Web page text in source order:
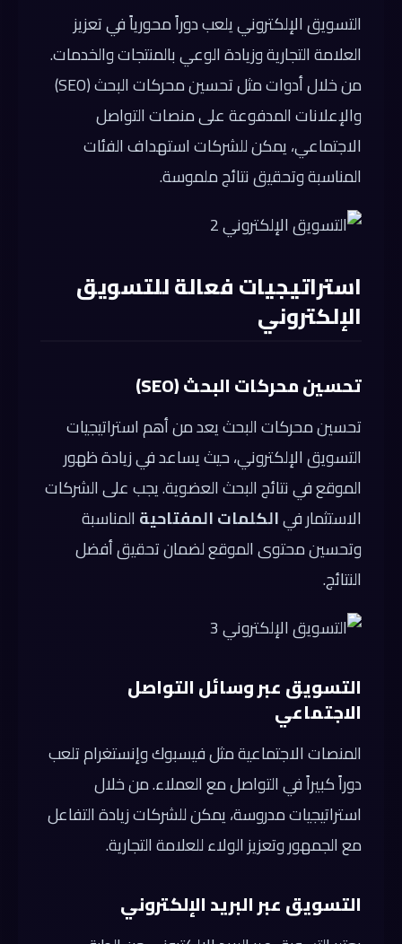
التسويق الإلكتروني يلعب دوراً محورياً في تعزيز
العلامة التجارية وزيادة الوعي بالمنتجات والخدمات.
من خلال أدوات مثل تحسين محركات البحث (SEO)
والإعلانات المدفوعة على منصات التواصل
الاجتماعي، يمكن للشركات استهداف الفئات
المناسبة وتحقيق نتائج ملموسة.
استراتيجيات فعالة للتسويق
الإلكتروني
تحسين محركات البحث (SEO)
تحسين محركات البحث يعد من أهم استراتيجيات
التسويق الإلكتروني، حيث يساعد في زيادة ظهور
الموقع في نتائج البحث العضوية. يجب على الشركات
الاستثمار فيالكلمات المفتاحية المناسبة
وتحسين محتوى الموقع لضمان تحقيق أفضل
النتائج.
التسويق عبر وسائل التواصل
الاجتماعي
المنصات الاجتماعية مثل فيسبوك وإنستغرام تلعب
دوراً كبيراً في التواصل مع العملاء. من خلال
استراتيجيات مدروسة، يمكن للشركات زيادة التفاعل
مع الجمهور وتعزيز الولاء للعلامة التجارية.
التسويق عبر البريد الإلكتروني